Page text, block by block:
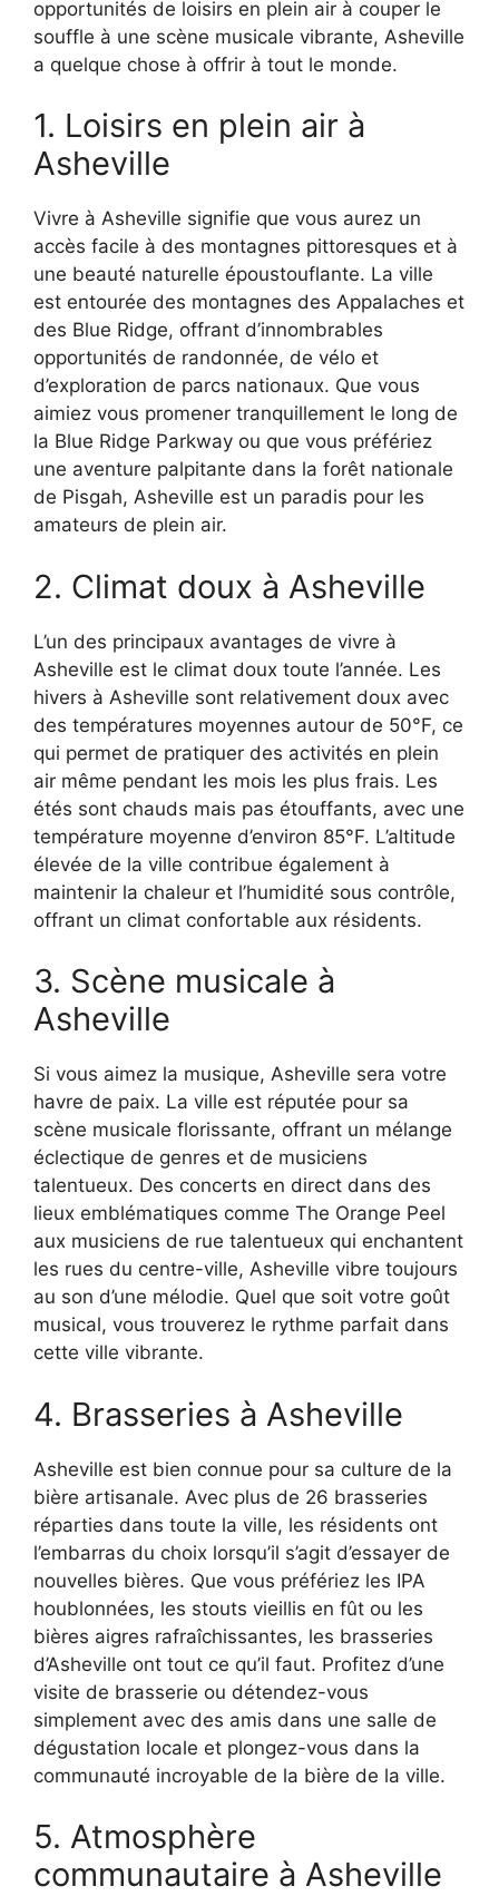
opportunités de loisirs en plein air à couper le
souffle à une scène musicale vibrante, Asheville
a quelque chose à offrir à tout le monde.
1. Loisirs en plein air à
Asheville
Vivre à Asheville signifie que vous aurez un
accès facile à des montagnes pittoresques et à
une beauté naturelle époustouflante. La ville
est entourée des montagnes des Appalaches et
des Blue Ridge, offrant d’innombrables
opportunités de randonnée, de vélo et
d’exploration de parcs nationaux. Que vous
aimiez vous promener tranquillement le long de
la Blue Ridge Parkway ou que vous préfériez
une aventure palpitante dans la forêt nationale
de Pisgah, Asheville est un paradis pour les
amateurs de plein air.
2. Climat doux à Asheville
L’un des principaux avantages de vivre à
Asheville est le climat doux toute l’année. Les
hivers à Asheville sont relativement doux avec
des températures moyennes autour de 50°F, ce
qui permet de pratiquer des activités en plein
air même pendant les mois les plus frais. Les
étés sont chauds mais pas étouffants, avec une
température moyenne d’environ 85°F. L’altitude
élevée de la ville contribue également à
maintenir la chaleur et l’humidité sous contrôle,
offrant un climat confortable aux résidents.
3. Scène musicale à
Asheville
Si vous aimez la musique, Asheville sera votre
havre de paix. La ville est réputée pour sa
scène musicale florissante, offrant un mélange
éclectique de genres et de musiciens
talentueux. Des concerts en direct dans des
lieux emblématiques comme The Orange Peel
aux musiciens de rue talentueux qui enchantent
les rues du centre-ville, Asheville vibre toujours
au son d’une mélodie. Quel que soit votre goût
musical, vous trouverez le rythme parfait dans
cette ville vibrante.
4. Brasseries à Asheville
Asheville est bien connue pour sa culture de la
bière artisanale. Avec plus de 26 brasseries
réparties dans toute la ville, les résidents ont
l’embarras du choix lorsqu’il s’agit d’essayer de
nouvelles bières. Que vous préfériez les IPA
houblonnées, les stouts vieillis en fût ou les
bières aigres rafraîchissantes, les brasseries
d’Asheville ont tout ce qu’il faut. Profitez d’une
visite de brasserie ou détendez-vous
simplement avec des amis dans une salle de
dégustation locale et plongez-vous dans la
communauté incroyable de la bière de la ville.
5. Atmosphère
communautaire à Asheville